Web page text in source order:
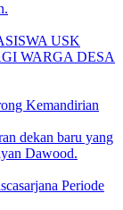
USK
WARGA DESA
Kemandirian
Periode